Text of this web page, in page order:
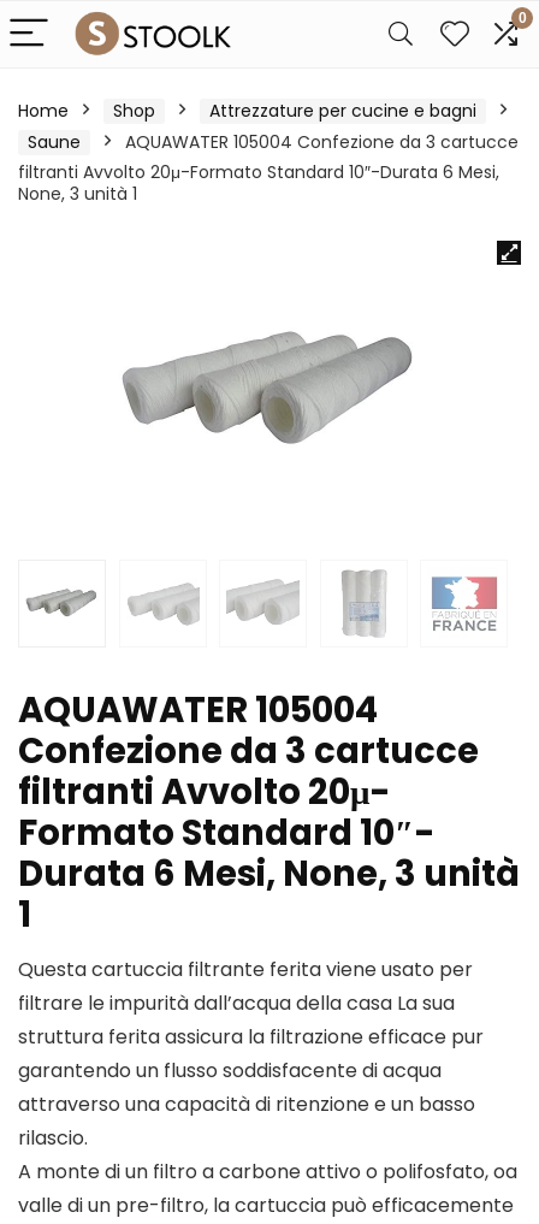
0
Home Shop
Attrezzature per cucine e bagni
Saune
AQUAWATER 105004 Confezione da 3 cartucce
filtranti Avvolto 20μ-Formato Standard 10″-Durata 6 Mesi,
None, 3 unità 1
AQUAWATER 105004
Confezione da 3 cartucce
filtranti Avvolto 20μ-
Formato Standard 10″-
Durata 6 Mesi, None, 3 unità
1
Questa cartuccia filtrante ferita viene usato per
filtrare le impurità dall’acqua della casa La sua
struttura ferita assicura la filtrazione efficace pur
garantendo un flusso soddisfacente di acqua
attraverso una capacità di ritenzione e un basso
rilascio.
A monte di un filtro a carbone attivo o polifosfato, oa
valle di un pre-filtro, la cartuccia può efficacemente